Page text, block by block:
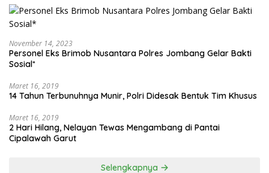
November 14, 2023
Personel Eks Brimob Nusantara Polres Jombang Gelar Bakti
Sosial*
Maret 16, 2019
14 Tahun Terbunuhnya Munir, Polri Didesak Bentuk Tim Khusus
Maret 16, 2019
2 Hari Hilang, Nelayan Tewas Mengambang di Pantai
Cipalawah Garut
Selengkapnya